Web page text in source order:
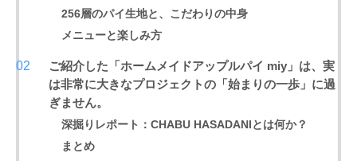
256層のパイ生地と、こだわりの中身
メニューと楽しみ方
ご紹介した「ホームメイドアップルパイ miy」は、実
は非常に大きなプロジェクトの「始まりの一歩」に過
ぎません。
深掘りレポート：CHABU HASADANIとは何か？
まとめ